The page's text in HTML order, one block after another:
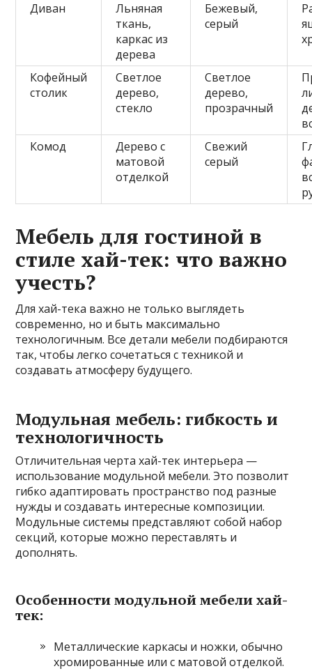
Диван
Льняная
ткань,
каркас из
дерева
Бежевый,
серый
Кофейный
столик
Светлое
дерево,
стекло
Светлое
дерево,
прозрачный
Комод
Дерево с
матовой
отделкой
Свежий
серый
Мебель для гостиной в
стиле хай-тек: что важно
учесть?
Для хай-тека важно не только выглядеть
современно, но и быть максимально
технологичным. Все детали мебели подбираются
так, чтобы легко сочетаться с техникой и
создавать атмосферу будущего.
Модульная мебель: гибкость и
технологичность
Отличительная черта хай-тек интерьера —
использование модульной мебели. Это позволит
гибко адаптировать пространство под разные
нужды и создавать интересные композиции.
Модульные системы представляют собой набор
секций, которые можно переставлять и
дополнять.
Особенности модульной мебели хай-
тек:
Металлические каркасы и ножки, обычно
хромированные или с матовой отделкой.